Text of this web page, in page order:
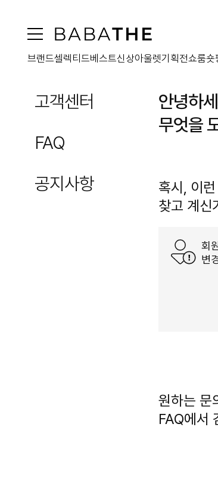
브랜드셀렉티드베스트신상아울렛기획전쇼룸숏
고객센터
FAQ
공지사항
안녕하
무엇을
혹시, 이
찾고 계신
회
변
원하는 문
FAQ에서